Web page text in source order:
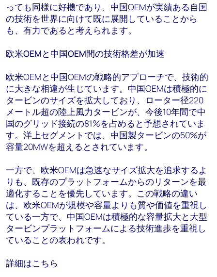
っても同様に好機であり、中国OEMが実績ある自国
の技術を世界に向けて既に展開していることから
も、有力であると考えられます。
欧米OEMと中国OEM間の技術格差が加速
欧米OEMと中国OEMの戦略的アプローチで、技術的
に大きな相違が生じています。中国OEMは積極的に
タービンのサイズを拡大しており、ローター径220
メートル超の陸上風力タービンが、今後10年間で中
国のグリッド接続の81%を占めると予想されていま
す。洋上セグメントでは、中国製タービンの50%が
容量20MWを超えるとされています。
一方で、欧米OEMは急速なサイズ拡大を追求するよ
りも、既存のプラットフォームからのリターンを最
適化することを優先しています。この戦略の違い
は、欧米OEMが規模や容量よりも質や価値を重視し
ている一方で、中国OEMは積極的な容量拡大と大型
タービンプラットフォームによる技術進歩を重視し
ていることの表われです。
詳細はこちら